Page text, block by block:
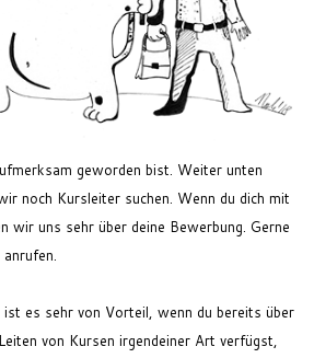
Feriencamp
Kontakt
geworden bist. Weiter unten
noch Kursleiter suchen. Wenn du dich mit
wir uns sehr über deine Bewerbung. Gerne
ist es sehr von Vorteil, wenn du bereits über
von Kursen irgendeiner Art verfügst,